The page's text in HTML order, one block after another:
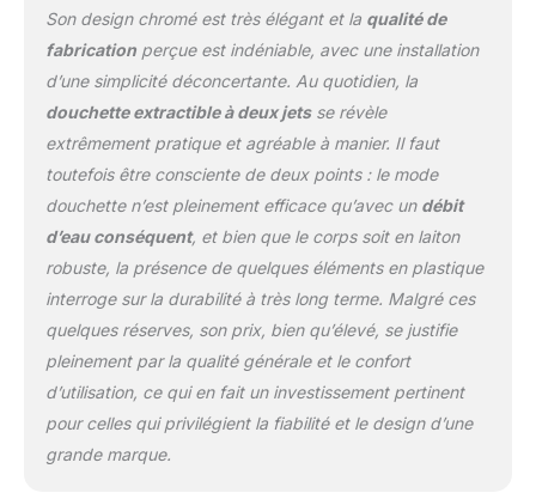
Son design chromé est très élégant et la qualité de
fabricationperçue est indéniable, avec une installation
d’une simplicité déconcertante. Au quotidien, la
douchette extractible à deux jetsse révèle
extrêmement pratique et agréable à manier. Il faut
toutefois être consciente de deux points : le mode
douchette n’est pleinement efficace qu’avec un débit
d’eau conséquent, et bien que le corps soit en laiton
robuste, la présence de quelques éléments en plastique
interroge sur la durabilité à très long terme. Malgré ces
quelques réserves, son prix, bien qu’élevé, se justifie
pleinement par la qualité générale et le confort
d’utilisation, ce qui en fait un investissement pertinent
pour celles qui privilégient la fiabilité et le design d’une
grande marque.